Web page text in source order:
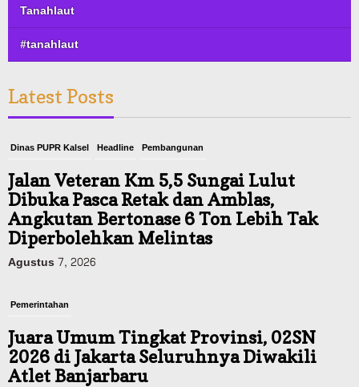
Tanahlaut
#tanahlaut
Latest Posts
Dinas PUPR Kalsel Headline Pembangunan
Jalan Veteran Km 5,5 Sungai Lulut
Dibuka Pasca Retak dan Amblas,
Angkutan Bertonase 6 Ton Lebih Tak
Diperbolehkan Melintas
Agustus 7, 2026
Pemerintahan
Juara Umum Tingkat Provinsi, 02SN
2026 di Jakarta Seluruhnya Diwakili
Atlet Banjarbaru